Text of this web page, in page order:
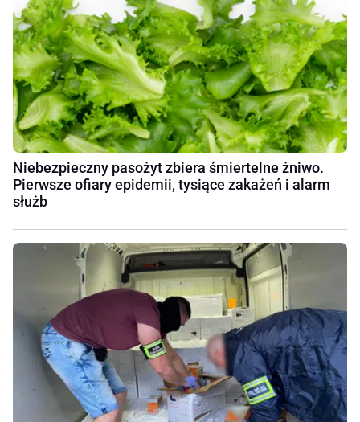
Niebezpieczny pasożyt zbiera śmiertelne żniwo.
Pierwsze ofiary epidemii, tysiące zakażeń i alarm
służb